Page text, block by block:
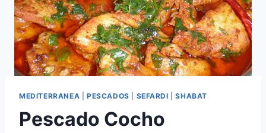
MEDITERRANEA PESCADOS SEFARDI |SHABAT
Pescado Cocho